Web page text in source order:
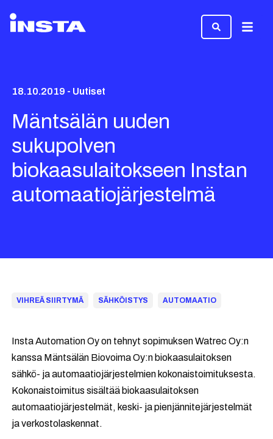
18.10.2019 - Uutiset
Mäntsälän uuden
sukupolven
biokaasulaitokseen Instan
automaatiojärjestelmä
VIHREÄ SIIRTYMÄ SÄHKÖISTYS AUTOMAATIO
Insta Automation Oy on tehnyt sopimuksen Watrec Oy:n
kanssa Mäntsälän Biovoima Oy:n biokaasulaitoksen
sähkö- ja automaatiojärjestelmien kokonaistoimituksesta.
Kokonaistoimitus sisältää biokaasulaitoksen
automaatiojärjestelmät, keski- ja pienjännitejärjestelmät
ja verkostolaskennat.